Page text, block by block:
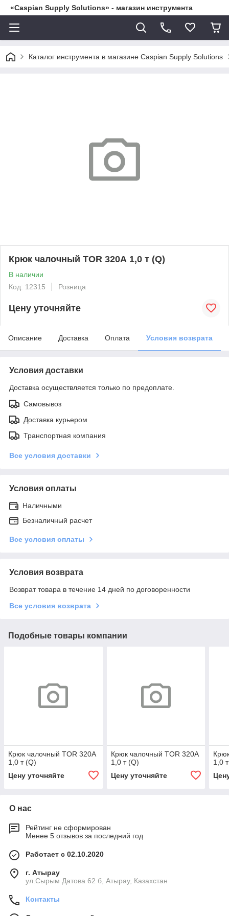
«Caspian Supply Solutions» - магазин инструмента
Каталог инструмента в магазине Caspian Supply Solutions
Крюк чалочный TOR 320А 1,0 т (Q)
В наличии
Код: 12315
Розница
Цену уточняйте
Описание Доставка Оплата Условия возврата
Условия доставки
Доставка осуществляется только по предоплате.
Самовывоз
Доставка курьером
Транспортная компания
Все условия доставки
Условия оплаты
Наличными
Безналичный расчет
Все условия оплаты
Условия возврата
Возврат товара в течение 14 дней по договоренности
Все условия возврата
Подобные товары компании
Крюк чалочный TOR 320А
1,0 т (Q)
Цену уточняйте
Крюк чалочный TOR 320А
1,0 т (Q)
Цену уточняйте
1,0
О нас
Рейтинг не сформирован
Менее 5 отзывов за последний год
Работает с 02.10.2020
г. Атырау
ул.Сырым Датова 62 б, Атырау, Казахстан
Контакты